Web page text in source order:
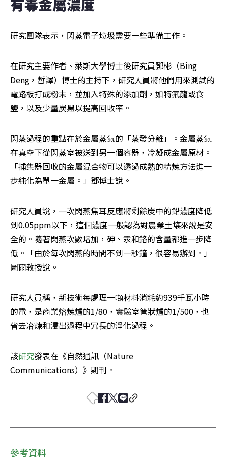
有毒金屬濃度
研究團隊表示，閃蒸電子垃圾需要一些準備工作。
在研究主要作者、萊斯大學博士後研究員鄧彬（Bing
Deng，暫譯）博士的主持下，研究人員將他們用來測試的
電路板打成粉末，並加入特殊的添加劑，如特氟龍或食
鹽，以及少量炭黑以提高回收率。
閃蒸過程的重點在於金屬蒸氣的「蒸發分離」。金屬蒸氣
在真空下從閃蒸室被送到另一個容器，冷凝成金屬原材。
「捕集器回收的金屬混合物可以透過成熟的精煉方法進一
步純化為單一金屬。」鄧博士說。
研究人員說，一次閃蒸焦耳反應將剩餘炭中的鉛濃度降低
到0.05ppm以下，這個濃度一般認為對農業土壤來說是安
全的。隨著閃蒸次數增加，砷、汞和鉻的含量都進一步降
低。「由於每次閃蒸的時間不到一秒鐘，很容易辦到。」
圖爾教授說。
研究人員稱，新技術每處理一噸材料消耗約939千瓦小時
的電，是商業熔煉爐的1/80，實驗室管狀爐的1/500，也
省去冶煉和浸出過程中冗長的淨化過程。
該研究發表在《自然通訊（Nature
Communications）》期刊。
參考資料